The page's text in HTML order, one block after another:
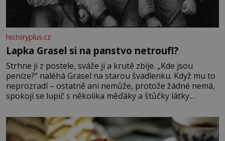
historyplus.cz
Lapka Grasel si na panstvo netroufl?
Strhne ji z postele, sváže ji a krutě zbije. „Kde jsou
peníze?“ naléhá Grasel na starou švadlenku. Když mu to
neprozradí – ostatně ani nemůže, protože žádné nemá,
spokojí se lupič s několika měďáky a štůčky látky.
krutý. Jeho činy budí hrůzu ještě dlouho po jeho smrti